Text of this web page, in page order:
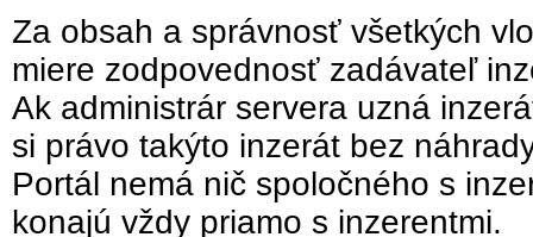
Za obsah a správnosť všetkých
miere zodpovednosť zadávateľ
Ak administrár servera uzná
si právo takýto inzerát bez
Portál nemá nič spoločného s
konajú vždy priamo s inzerentmi.